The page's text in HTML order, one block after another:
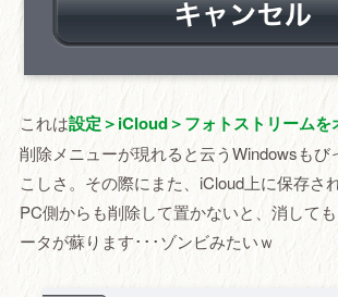
これは設定＞iCloud＞フォトストリームを
削除メニューが現れると云うWindowsもび
こしさ。その際にまた、iCloud上に保存さ
PC側からも削除して置かないと、消して
ータが蘇ります･･･ゾンビみたいｗ